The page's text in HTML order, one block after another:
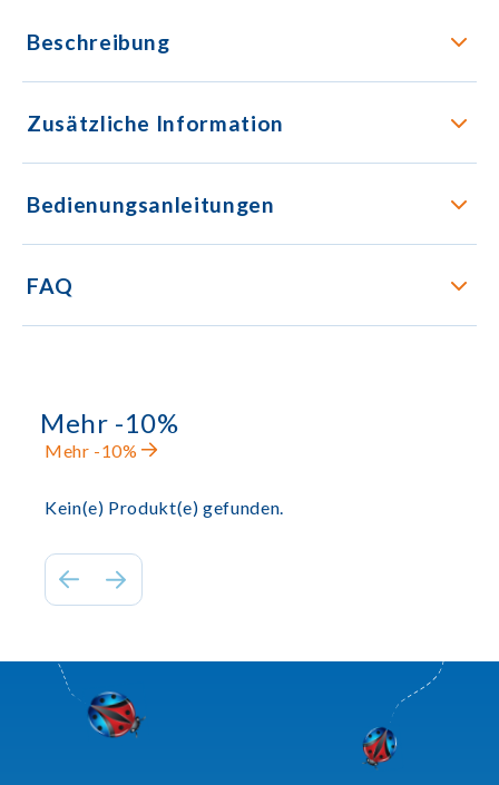
Beschreibung
Zusätzliche Information
Bedienungsanleitungen
FAQ
Mehr -10%
Mehr -10%
Kein(e) Produkt(e) gefunden.